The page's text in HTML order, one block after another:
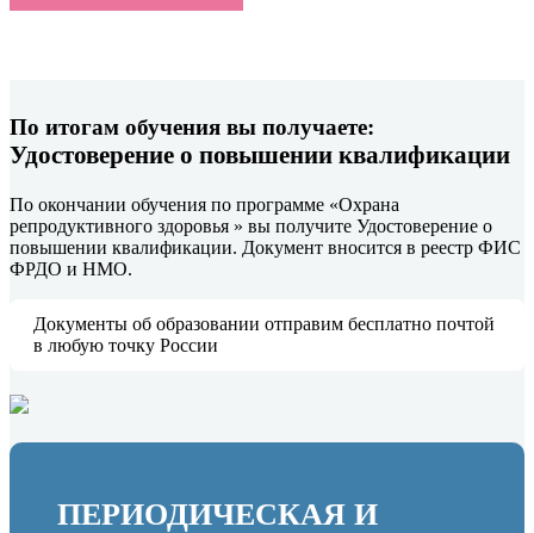
По итогам обучения вы получаете:
Удостоверение о повышении квалификации
По окончании обучения по программе «Охрана
репродуктивного здоровья » вы получите Удостоверение о
повышении квалификации. Документ вносится в реестр ФИС
ФРДО и НМО.
Документы об образовании отправим бесплатно почтой
в любую точку России
ПЕРИОДИЧЕСКАЯ И